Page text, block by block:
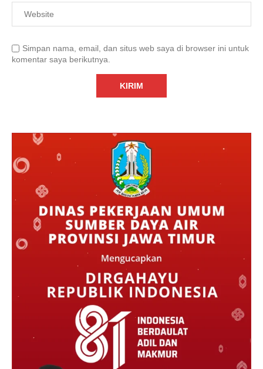
Simpan nama, email, dan situs web saya di browser ini untuk
komentar saya berikutnya.